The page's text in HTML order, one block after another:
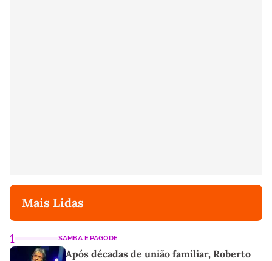
Mais Lidas
1 SAMBA E PAGODE
Após décadas de união familiar, Roberto